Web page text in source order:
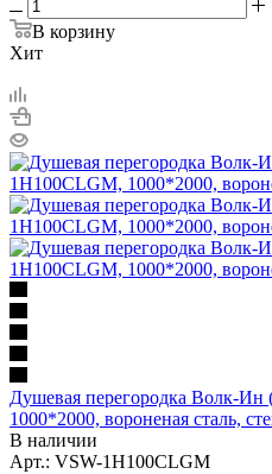
В корзину
Хит
Душевая перегородка Волк-
1000*2000, вороненая сталь,
В наличии
Арт.: VSW-1H100CLGM